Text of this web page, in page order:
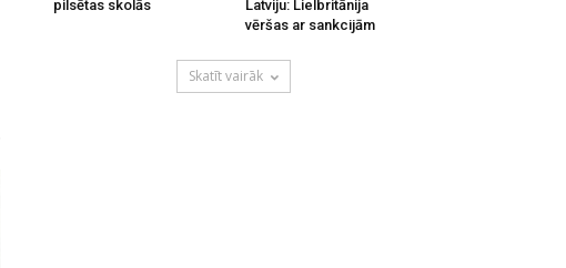
pilsētas skolās
Latviju: Lielbritānija
vēršas ar sankcijām
Skatīt vairāk